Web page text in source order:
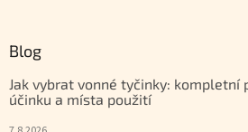
Blog
Jak vybrat vonné tyčinky: kompletní
účinku a místa použití